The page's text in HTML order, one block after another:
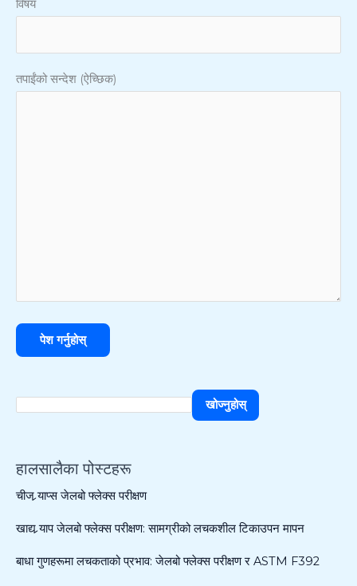
विषय
तपाईंको सन्देश (ऐच्छिक)
खोज्नुहोस्
हालसालैका पोस्टहरू
चीज र्‍याप्स जेलबो फ्लेक्स परीक्षण
खाद्य र्‍याप जेलबो फ्लेक्स परीक्षण: सामग्रीको लचकशील टिकाउपन मापन
बाधा गुणहरूमा लचकताको प्रभाव: जेलबो फ्लेक्स परीक्षण र ASTM F392